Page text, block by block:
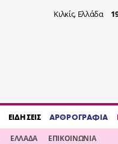
Κιλκίς, Ελλάδα
ΕΙΔΗΣΕΙΣ ΑΡΘΡΟΓΡΑΦΙΑ
ΕΛΛΑΔΑ ΕΠΙΚΟΙΝΩΝΙΑ